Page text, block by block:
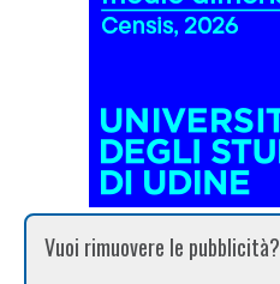
Vuoi rimuovere le pubblicità?